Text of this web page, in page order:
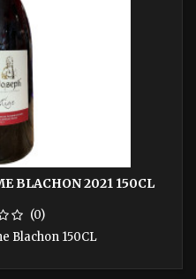
BLACHON 2021 150CL
(0)
Blachon 150CL